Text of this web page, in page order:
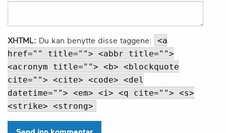
XHTML: Du kan benytte disse taggene:
<a
href="" title=""> <abbr title="">
<acronym title=""> <b> <blockquote
cite=""> <cite> <code> <del
datetime=""> <em> <i> <q cite=""> <s>
<strike> <strong>